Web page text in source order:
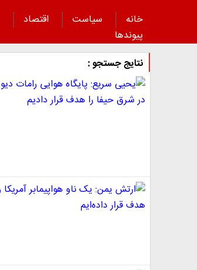
خانه سیاست اقتصاد
پیوند‌ها
نتایج جستجو :